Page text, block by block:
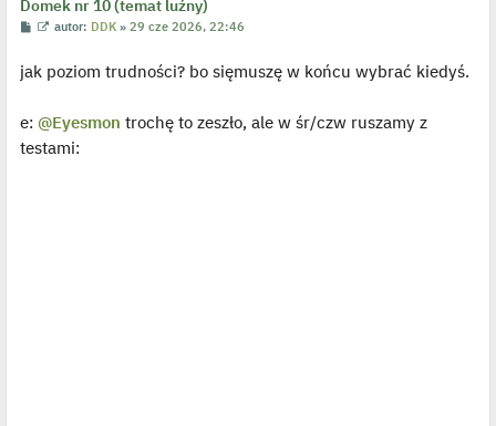
Domek nr 10 (temat luźny)
P
t
W
w
l
o
autor: DDK »29 cze 2026, 22:46
jak poziom trudności? bo sięmuszę w końcu wybrać kiedyś.
e: @Eyesmon trochę to zeszło, ale w śr/czw ruszamy z
testami: